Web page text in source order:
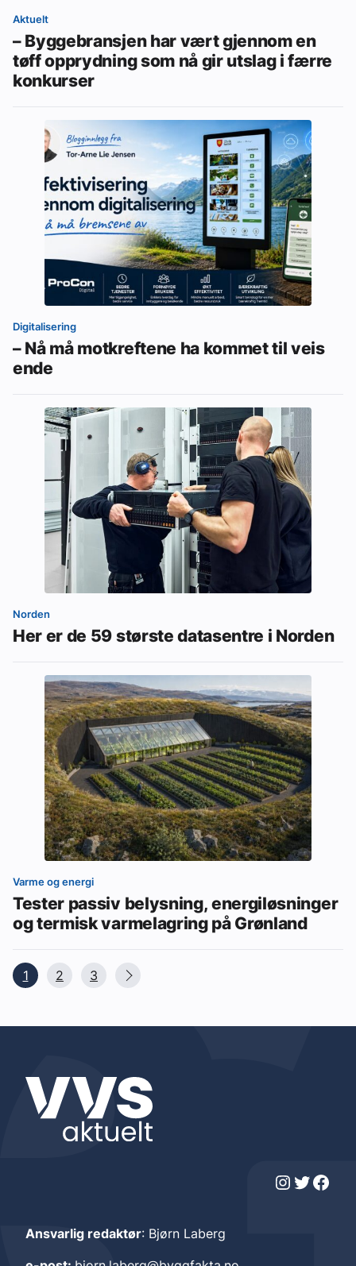
Aktuelt
– Byggebransjen har vært gjennom en
tøff opprydning som nå gir utslag i færre
konkurser
Digitalisering
– Nå må motkreftene ha kommet til veis
ende
Norden
Her er de 59 største datasentre i Norden
Varme og energi
Tester passiv belysning, energiløsninger
og termisk varmelagring på Grønland
1 2 3
Instagram Twitter Facebook
Ansvarlig redaktør: Bjørn Laberg